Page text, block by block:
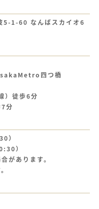
5-1-60 なんばスカイオ6
四つ橋
）徒歩6分
分
）
）
があります。